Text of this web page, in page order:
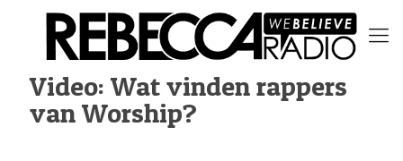
Video: Wat vinden rappers
van Worship?